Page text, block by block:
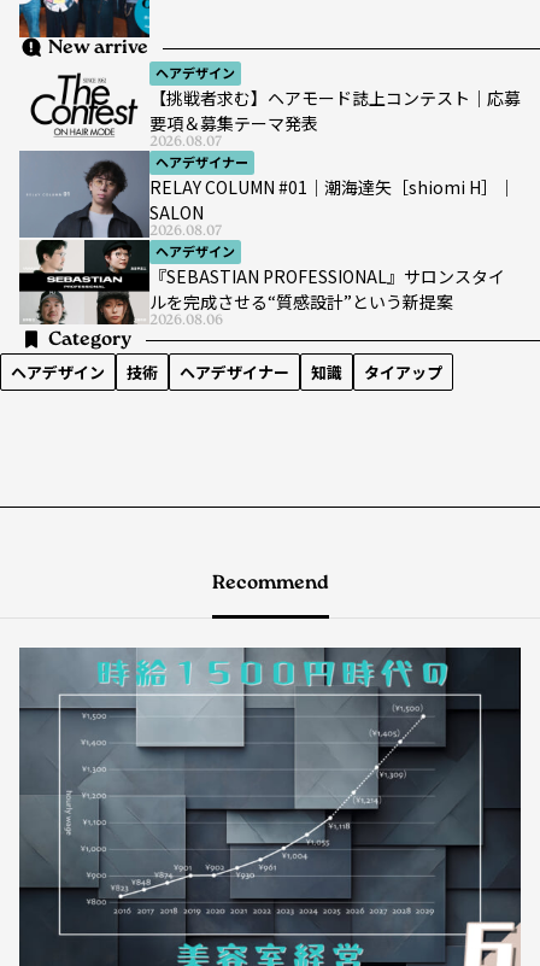
New arrive
ヘアデザイン
【挑戦者求む】ヘアモード誌上コンテスト｜応募
要項＆募集テーマ発表
2026.08.07
ヘアデザイナー
RELAY COLUMN #01｜潮海達矢［shiomi H］｜
SALON
2026.08.07
ヘアデザイン
『SEBASTIAN PROFESSIONAL』サロンスタイ
ルを完成させる“質感設計”という新提案
2026.08.06
Category
ヘアデザイン 技術 ヘアデザイナー 知識 タイアップ
Recommend